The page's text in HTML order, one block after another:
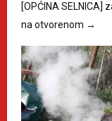
[OPĆINA
na otvorenom →